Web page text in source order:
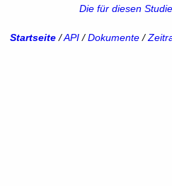
Die für diesen
Startseite/API/Dokumente/